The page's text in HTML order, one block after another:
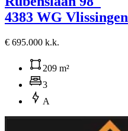
4383 WG Vlissingen
€ 695.000 k.k.
209 m²
3
A